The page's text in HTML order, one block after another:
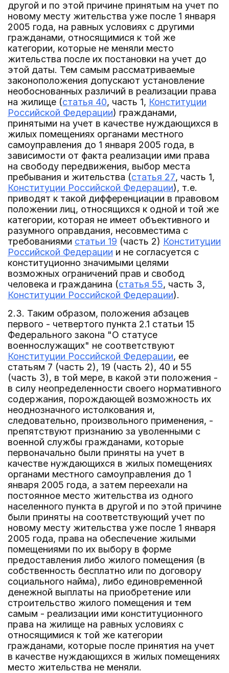
другой и по этой причине принятым на учет по
новому месту жительства уже после 1 января
2005 года, на равных условиях с другими
гражданами, относящимися к той же
категории, которые не меняли место
жительства после их постановки на учет до
этой даты. Тем самым рассматриваемые
законоположения допускают установление
необоснованных различий в реализации права
на жилище (статья 40, часть 1, Конституции
Российской Федерации) гражданами,
принятыми на учет в качестве нуждающихся в
жилых помещениях органами местного
самоуправления до 1 января 2005 года, в
зависимости от факта реализации ими права
на свободу передвижения, выбор места
пребывания и жительства (статья 27, часть 1,
Конституции Российской Федерации), т.е.
приводят к такой дифференциации в правовом
положении лиц, относящихся к одной и той же
категории, которая не имеет объективного и
разумного оправдания, несовместима с
требованиями статьи 19 (часть 2) Конституции
Российской Федерации и не согласуется с
конституционно значимыми целями
возможных ограничений прав и свобод
человека и гражданина (статья 55, часть 3,
Конституции Российской Федерации).
2.3. Таким образом, положения абзацев
первого - четвертого пункта 2.1 статьи 15
Федерального закона "О статусе
военнослужащих" не соответствуют
Конституции Российской Федерации, ее
статьям 7 (часть 2), 19 (часть 2), 40 и 55
(часть 3), в той мере, в какой эти положения -
в силу неопределенности своего нормативного
содержания, порождающей возможность их
неоднозначного истолкования и,
следовательно, произвольного применения, -
препятствуют признанию за уволенными с
военной службы гражданами, которые
первоначально были приняты на учет в
качестве нуждающихся в жилых помещениях
органами местного самоуправления до 1
января 2005 года, а затем переехали на
постоянное место жительства из одного
населенного пункта в другой и по этой причине
были приняты на соответствующий учет по
новому месту жительства уже после 1 января
2005 года, права на обеспечение жилыми
помещениями по их выбору в форме
предоставления либо жилого помещения (в
собственность бесплатно или по договору
социального найма), либо единовременной
денежной выплаты на приобретение или
строительство жилого помещения и тем
самым - реализации ими конституционного
права на жилище на равных условиях с
относящимися к той же категории
гражданами, которые после принятия на учет
в качестве нуждающихся в жилых помещениях
место жительства не меняли.